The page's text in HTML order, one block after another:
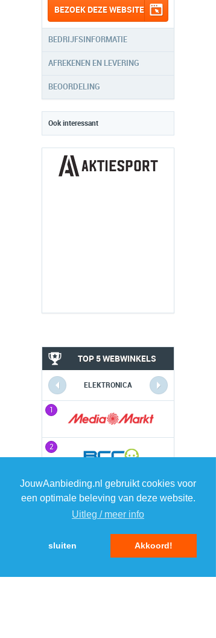
JouwAanbieding.nl gebruikt cookies voor
een optimale beleving van deze website.
Uitleg / meer info
sluiten Akkoord!
BEZOEK DEZE WEBSITE
BEDRIJFSINFORMATIE
AFREKENEN EN LEVERING
BEOORDELING
Ook interessant
TOP 5 WEBWINKELS
ELEKTRONICA
1
2
3 3
5